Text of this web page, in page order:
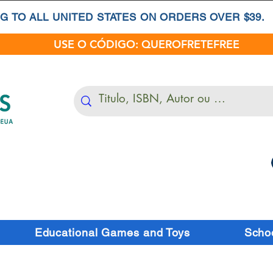
TO ALL UNITED STATES ON ORDERS OVER $39.
USE O CÓDIGO: QUEROFRETEFREE
Educational Games and Toys